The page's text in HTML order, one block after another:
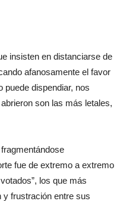
insisten en distanciarse de
afanosamente el favor
puede dispendiar, nos
son las más letales,
fue de extremo a extremo
los que más
frustración entre sus